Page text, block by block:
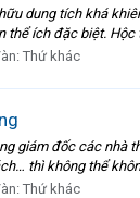
dung tích khá
ích đặc biệt. Hộc
Thứ khác
giám đốc các
thì không thể
Thứ khác